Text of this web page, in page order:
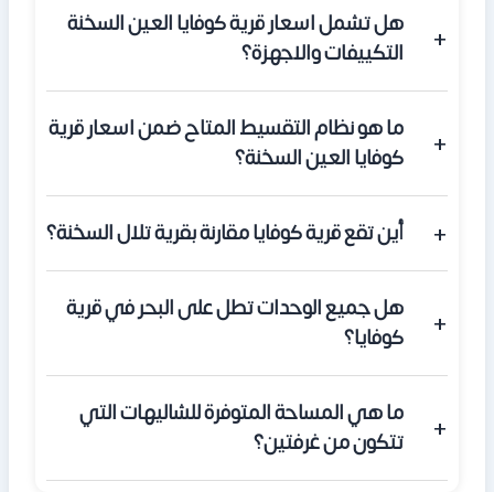
هل تشمل اسعار قرية كوفايا العين السخنة
التكييفات والاجهزة؟
كامل يشمل التكييفات والاجهزة الكهربائية، لتكون جاهزة
للسكن المباشر.
ما هو نظام التقسيط المتاح ضمن اسعار قرية
كوفايا العين السخنة؟
مع دفع أول قسط بعد 6 أشهر من تاريخ التعاقد.
أين تقع قرية كوفايا مقارنة بقرية تلال السخنة؟
السخنة، وتقع مباشرة على طريق الزعفرانة وتتمتع بواجهة
ساحلية بطول 450 متر.
هل جميع الوحدات تطل على البحر في قرية
كوفايا؟
الملاك رؤية مباشرة وواضحة لمياه البحر الأحمر من مختلف
ما هي المساحة المتوفرة للشاليهات التي
تتكون من غرفتين؟